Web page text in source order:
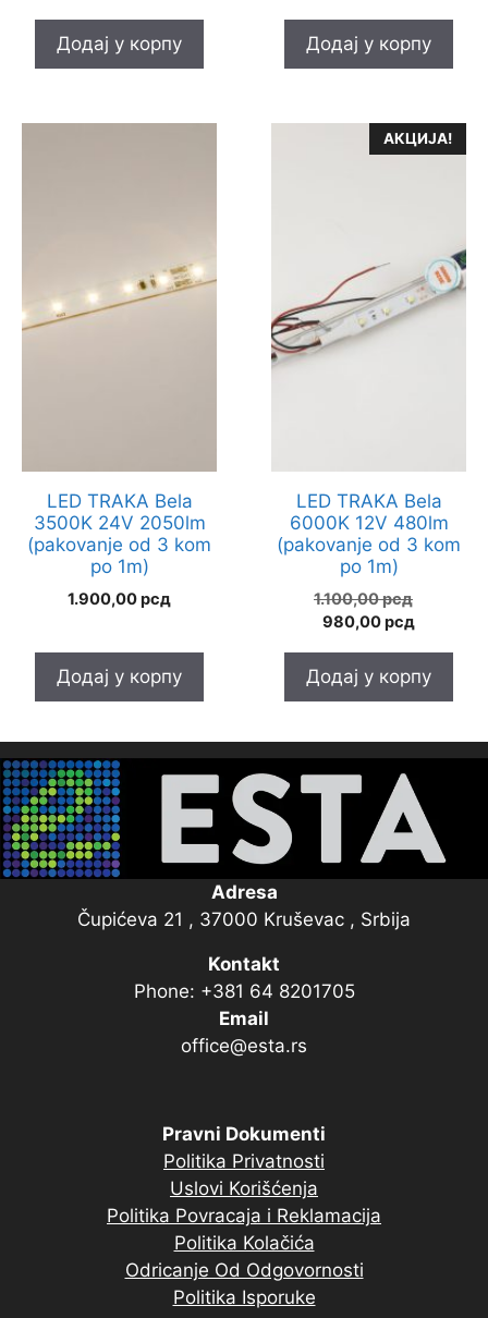
1.200,00 рсд.
990,00 рсд.
Додај у корпу Додај у корпу
LED TRAKA Bela
3500K 24V 2050lm
(pakovanje od 3 kom
po 1m)
1.900,00рсд
Додај у корпу
АКЦИЈА!
LED TRAKA Bela
6000K 12V 480lm
(pakovanje od 3 kom
po 1m)
1.100,00рсд
980,00рсд
980,00
Додај у корпу
Adresa
Čupićeva 21 , 37000 Kruševac , Srbija
Kontakt
Phone: +381 64 8201705
Email
office@esta.rs
Pravni Dokumenti
Politika Privatnosti
Uslovi Korišćenja
Politika Povracaja i Reklamacija
Politika Kolačića
Odricanje Od Odgovornosti
Politika Isporuke